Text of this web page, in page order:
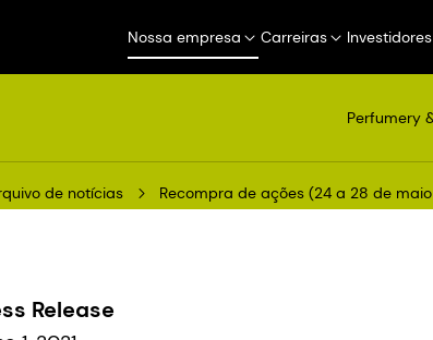
Nossa empresa Carreiras Investidores
Perfumery
de notícias Recompra de ações (24 a 28 de
Release